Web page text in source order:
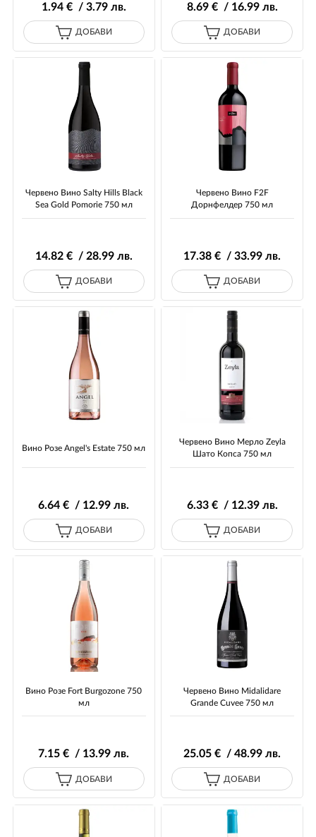
1.94€ / 3.79лв.
ДОБАВИ
8.69€ / 16.99лв.
ДОБАВИ
Червено Вино Salty Hills Black
Sea Gold Pomorie 750 мл
14.82€ / 28.99лв.
ДОБАВИ
Червено Вино F2F
Дорнфелдер 750 мл
17.38 € / 33.99 лв.
ДОБАВИ
Вино Розе Angel's Estate 750 мл
6.64 € / 12.99 лв.
ДОБАВИ
Червено Вино Мерло Zeyla
Шато Копса 750 мл
6.33€ / 12.39лв.
ДОБАВИ
Вино Розе Fort Burgozone 750
мл
7.15 € / 13.99 лв.
ДОБАВИ
Червено Вино Midalidare
Grande Cuvee 750 мл
25.05 € / 48.99 лв.
ДОБАВИ